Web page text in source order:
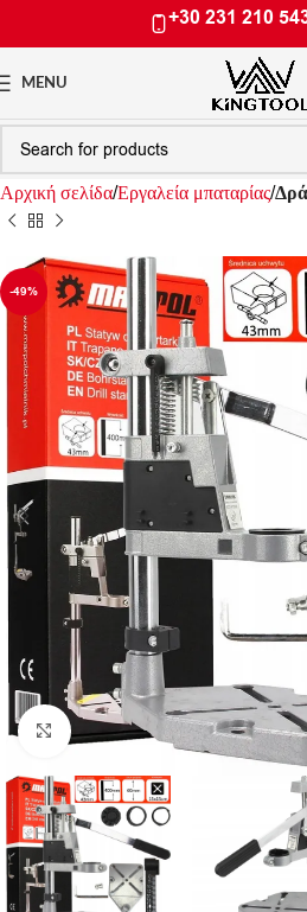
+30 231 210
MENU
Αρχική σελίδαΕργαλεία μπαταρίας
-49%
Click to enlarge